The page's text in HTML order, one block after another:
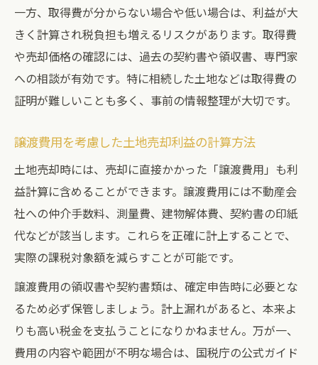
譲渡損失時の土地売却と確定申告の関係
土地売却利益申告時に必要な書類と手順
確定申告不要の土地売却に潜む注意点
一方、取得費が分からない場合や低い場合は、利益が大
きく計算され税負担も増えるリスクがあります。取得費
や売却価格の確認には、過去の契約書や領収書、専門家
への相談が有効です。特に相続した土地などは取得費の
証明が難しいことも多く、事前の情報整理が大切です。
譲渡費用を考慮した土地売却利益の計算方法
土地売却時には、売却に直接かかった「譲渡費用」も利
益計算に含めることができます。譲渡費用には不動産会
社への仲介手数料、測量費、建物解体費、契約書の印紙
代などが該当します。これらを正確に計上することで、
実際の課税対象額を減らすことが可能です。
譲渡費用の領収書や契約書類は、確定申告時に必要とな
るため必ず保管しましょう。計上漏れがあると、本来よ
りも高い税金を支払うことになりかねません。万が一、
費用の内容や範囲が不明な場合は、国税庁の公式ガイド